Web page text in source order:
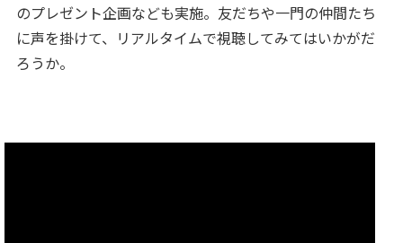
のプレゼント企画なども実施。友だちや一門の仲間たち
に声を掛けて、リアルタイムで視聴してみてはいかがだ
ろうか。